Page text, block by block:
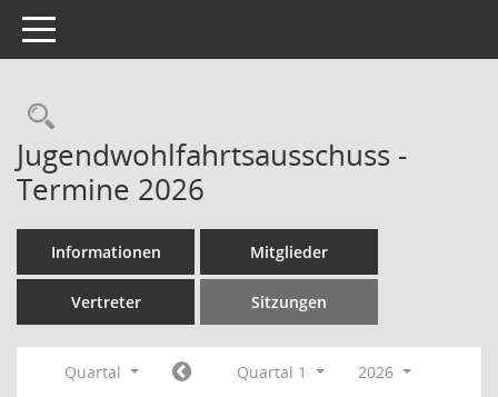
Toggle navigation
Rechercheauswahl
Jugendwohlfahrtsausschuss -
Termine 2026
Informationen Mitglieder
Vertreter Sitzungen
Quartal Quartal 1
2026